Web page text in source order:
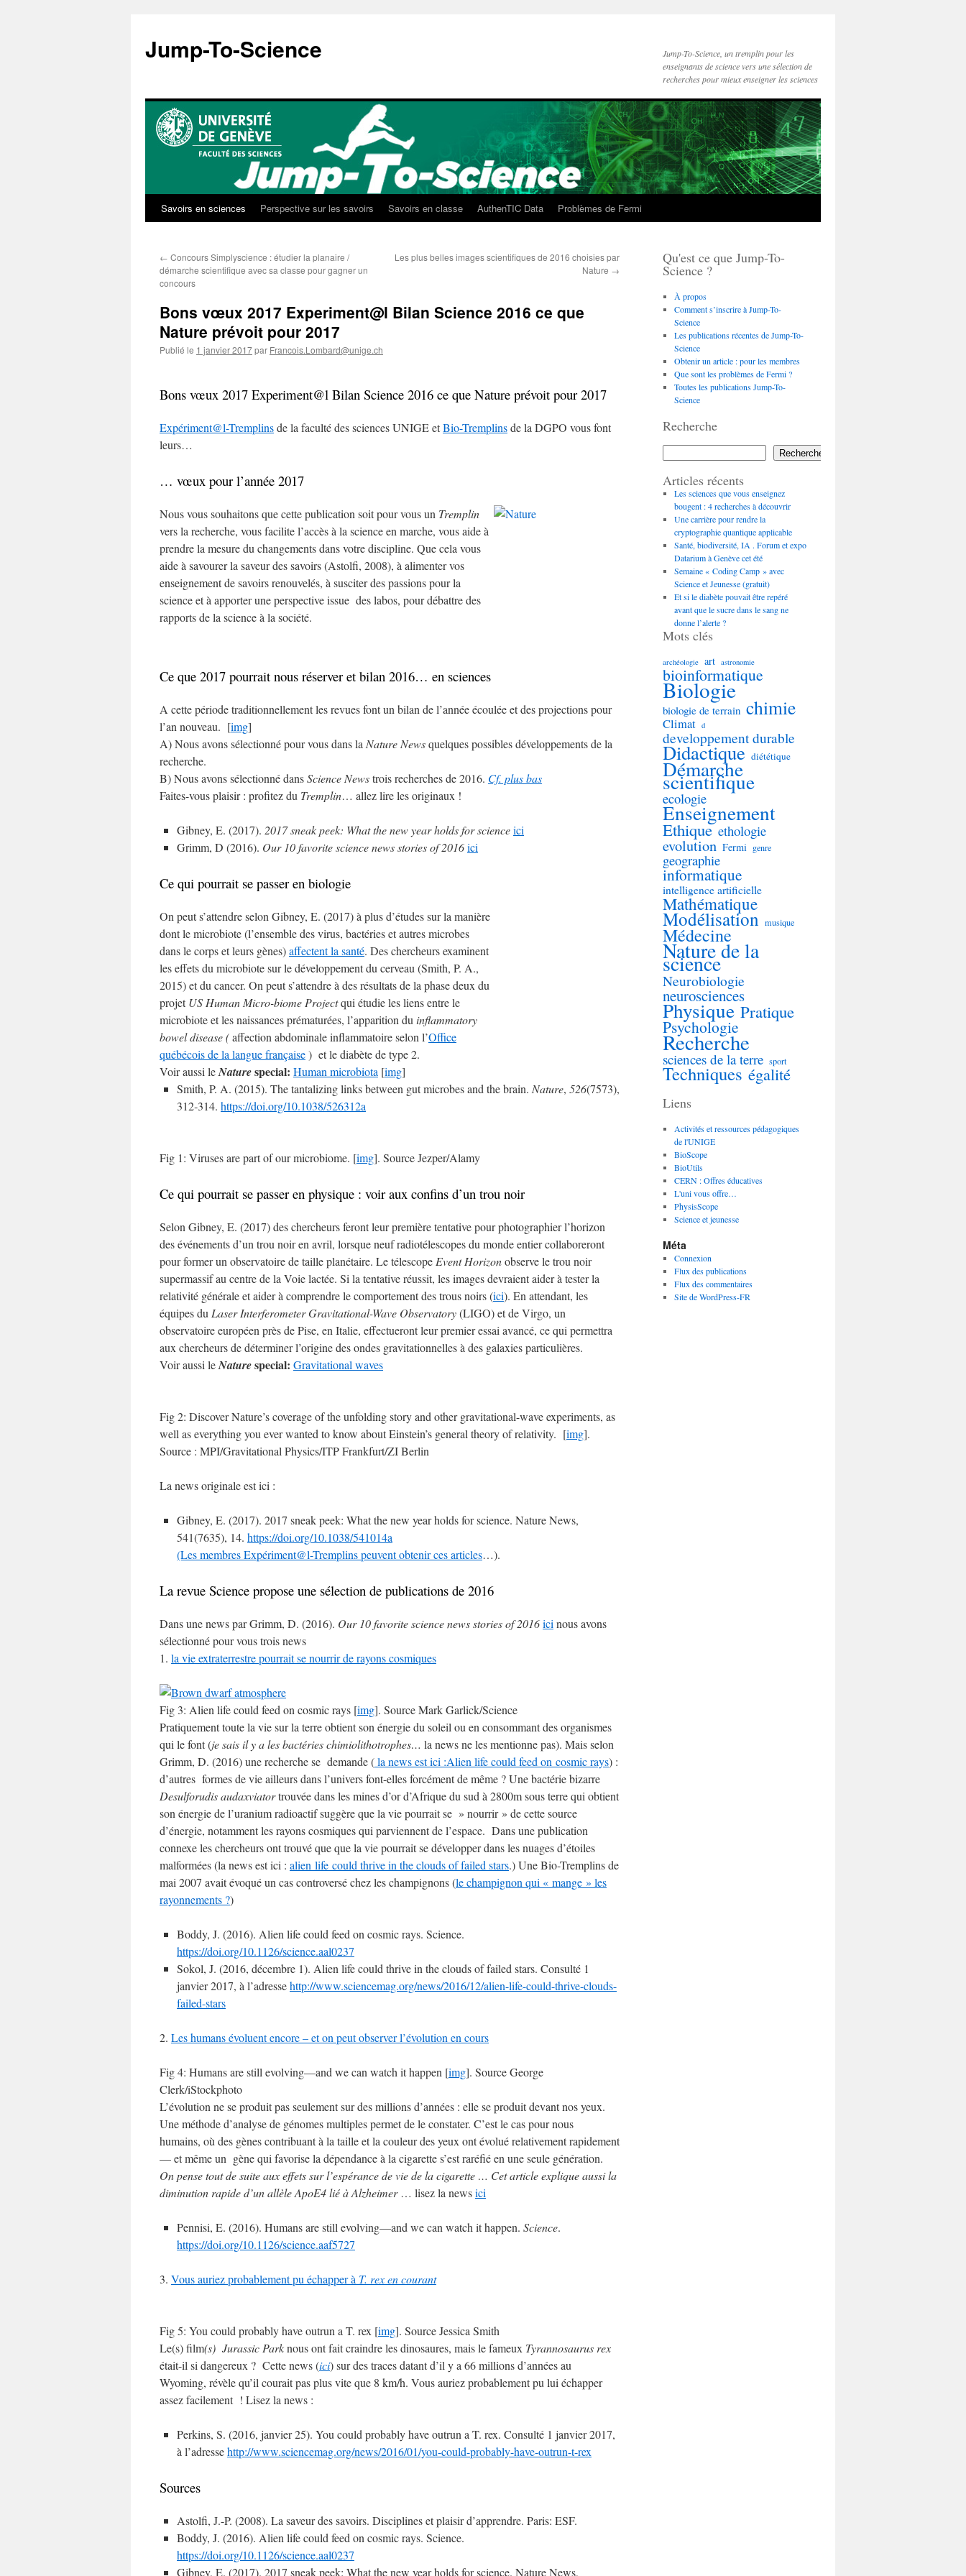
contenu
Jump-To-Science
Jump-To-Science, un tremplin pour les
enseignants de science vers une sélection de
recherches pour mieux enseigner les sciences
Savoirs en sciences Perspective sur les savoirs Savoirs en classe AuthenTIC Data Problèmes de Fermi
← Concours Simplyscience : étudier la planaire /
démarche scientifique avec sa classe pour gagner un
concours
Les plus belles images scientifiques de 2016 choisies par
Nature →
Bons vœux 2017 Experiment@l Bilan Science 2016 ce que
Nature prévoit pour 2017
Publié le 1 janvier 2017par Francois.Lombard@unige.ch
Bons vœux 2017 Experiment@l Bilan Science 2016 ce que Nature prévoit pour 2017
Expériment@l-Tremplinsde la faculté des sciences UNIGE etBio-Tremplinsde la DGPO vous font
leurs…
… vœux pour l’année 2017
Nous vous souhaitons que cette publication soit pour vous un Tremplin
vers la recherche, vous facilite l’accès à la science en marche, vous aide à
prendre la mesure du changements dans votre discipline. Que cela vous
aide à savourer la saveur des savoirs (Astolfi, 2008), à alimenter vos
enseignement de savoirs renouvelés, à susciter des passions pour la
science et à apporter une perspective issue des labos, pour débattre des
rapports de la science à la société.
Ce que 2017 pourrait nous réserver et bilan 2016… en sciences
A cette période traditionnellement les revues font un bilan de l’année écoulée et des projections pour
l’an nouveau. [img]
A) Nous avons sélectionné pour vous dans la Nature Newsquelques possibles développements de la
recherche.
B) Nous avons sélectionné dansScience Newstrois recherches de 2016. Cf. plus bas
Faites-vous plaisir : profitez du Tremplin… allez lire les originaux !
Gibney, E. (2017). 2017 sneak peek: What the new year holds for scienceici
Grimm, D (2016). Our 10 favorite science news stories of 2016ici
Ce qui pourrait se passer en biologie
On peut s’attendre selon Gibney, E. (2017) à plus d’études sur la manière
dont le microbiote (l’ensemble des virus, bactéries et autres microbes
dans le corps et leurs gènes)affectent la santé. Des chercheurs examinent
les effets du microbiote sur le développement du cerveau (Smith, P. A.,
2015) et du cancer. On peut s’attendre à des résultats de la phase deux du
projetUS Human Micro-biome Projectqui étudie les liens entre le
microbiote et les naissances prématurées, l’apparition du inflammatory
bowel disease (affection abdominale inflammatoire selon l’Office
québécois de la langue française) et le diabète de type 2.
Voir aussi leNaturespecial: Human microbiota [img]
Smith, P. A. (2015). The tantalizing links between gut microbes and the brain. Nature, 526(7573),
312‑314. https://doi.org/10.1038/526312a
Fig 1: Viruses are part of our microbiome. [img]. Source Jezper/Alamy
Ce qui pourrait se passer en physique : voir aux confins d’un trou noir
Selon Gibney, E. (2017) des chercheurs feront leur première tentative pour photographier l’horizon
des événements d’un trou noir en avril, lorsque neuf radiotélescopes du monde entier collaboreront
pour former un observatoire de taille planétaire. Le télescope Event Horizonobserve le trou noir
supermassif au centre de la Voie lactée. Si la tentative réussit, les images devraient aider à tester la
relativité générale et aider à comprendre le comportement des trous noirs (ici). En attendant, les
équipes du Laser Interferometer Gravitational-Wave Observatory(LIGO) et de Virgo, un
observatoire européen près de Pise, en Italie, effectueront leur premier essai avancé, ce qui permettra
aux chercheurs de déterminer l’origine des ondes gravitationnelles à des galaxies particulières.
Voir aussi leNaturespecial: Gravitational waves
Fig 2: Discover Nature’s coverage of the unfolding story and other gravitational-wave experiments, as
well as everything you ever wanted to know about Einstein’s general theory of relativity. [img].
Source : MPI/Gravitational Physics/ITP Frankfurt/ZI Berlin
La news originale est ici :
Gibney, E. (2017). 2017 sneak peek: What the new year holds for science. Nature News,
541(7635), 14. https://doi.org/10.1038/541014a
(Les membresExpériment@l-Tremplins peuvent obtenir ces articles…).
La revue Science propose une sélection de publications de 2016
Dans une news par Grimm, D. (2016). Our 10 favorite science news stories of 2016ici nous avons
sélectionné pour vous trois news
1. la vie extraterrestre pourrait se nourrir de rayons cosmiques
Fig 3: Alien life could feed on cosmic rays [img]. Source Mark Garlick/Science
Pratiquement toute la vie sur la terre obtient son énergie du soleil ou en consommant des organismes
qui le font (je sais il y a les bactéries chimiolithotrophes… la news ne les mentionne pas). Mais selon
Grimm, D. (2016) une recherche se demande (la news est ici :Alien life could feed on cosmic rays) :
d’autres formes de vie ailleurs dans l’univers font-elles forcément de même ? Une bactérie bizarre
Desulforudis audaxviatortrouvée dans les mines d’or d’Afrique du sud à 2800m sous terre qui obtient
son énergie de l’uranium radioactif suggère que la vie pourrait se » nourrir » de cette source
d’énergie, notamment les rayons cosmiques qui parviennent de l’espace. Dans une publication
connexe les chercheurs ont trouvé que que la vie pourrait se développer dans les nuages d’étoiles
malformées (la news est ici : alien life could thrive in the clouds of failed stars.) Une Bio-Tremplins de
mai 2007 avait évoqué un cas controversé chez les champignons (le champignon qui « mange » les
rayonnements ?)
Boddy, J. (2016). Alien life could feed on cosmic rays. Science.
https://doi.org/10.1126/science.aal0237
Sokol, J. (2016, décembre 1). Alien life could thrive in the clouds of failed stars. Consulté 1
janvier 2017, à l’adressehttp://www.sciencemag.org/news/2016/12/alien-life-could-thrive-clouds-
failed-stars
2. Les humans évoluent encore – et on peut observer l’évolution en cours
Fig 4: Humans are still evolving—and we can watch it happen [img]. Source George
Clerk/iStockphoto
L’évolution ne se produit pas seulement sur des millions d’années : elle se produit devant nos yeux.
Une méthode d’analyse de génomes multiples permet de le constater. C’est le cas pour nous
humains, où des gènes contribuant à la taille et la couleur des yeux ont évolué relativement rapidement
— et même un gène qui favorise la dépendance à la cigarette s’est raréfié en une seule génération.
Onpense tout de suite aux effets sur l’espérance de vie de la cigarette … Cet article explique aussi la
diminution rapide d’un allèleApoE4 lié à Alzheimer … lisez la newsici
Pennisi, E. (2016). Humans are still evolving—and we can watch it happen. Science.
https://doi.org/10.1126/science.aaf5727
3. Vous auriez probablement pu échapper à T. rex en courant
Fig 5: You could probably have outrun a T. rex [img]. Source Jessica Smith
Le(s) film(s) Jurassic Parknous ont fait craindre les dinosaures, mais le fameux Tyrannosaurus rex
était-il si dangereux ? Cette news (ici) sur des traces datant d’il y a 66 millions d’années au
Wyoming, révèle qu’il courait pas plus vite que 8 km/h. Vous auriez probablement pu lui échapper
assez facilement ! Lisez la news :
Perkins, S. (2016, janvier 25). You could probably have outrun a T. rex. Consulté 1 janvier 2017,
à l’adressehttp://www.sciencemag.org/news/2016/01/you-could-probably-have-outrun-t-rex
Sources
Astolfi, J.-P. (2008). La saveur des savoirs. Disciplines et plaisir d’apprendre. Paris: ESF.
Boddy, J. (2016). Alien life could feed on cosmic rays. Science.
https://doi.org/10.1126/science.aal0237
Gibney, E. (2017). 2017 sneak peek: What the new year holds for science. Nature News,
Qu'est ce que Jump-To-
Science ?
À propos
Comment s’inscrire à Jump-To-
Science
Les publications récentes de Jump-To-
Science
Obtenir un article : pour les membres
Que sont les problèmes de Fermi ?
Toutes les publications Jump-To-
Science
Recherche
Rechercher
Articles récents
Les sciences que vous enseignez
bougent : 4 recherches à découvrir
Une carrière pour rendre la
cryptographie quantique applicable
Santé, biodiversité, IA . Forum et expo
Datarium à Genève cet été
Semaine « Coding Camp » avec
Science et Jeunesse (gratuit)
Et si le diabète pouvait être repéré
avant que le sucre dans le sang ne
donne l’alerte ?
Mots clés
archéologie art astronomie
bioinformatique
Biologie
biologie de terrain chimie
Climat d
developpement durable
Didactique diététique
Démarche
scientifique
ecologie
Enseignement
Ethique ethologie
evolution Fermi genre
geographie
informatique
intelligence artificielle
Mathématique
Modélisation musique
Médecine
Nature de la
science
Neurobiologie
neurosciences
Physique Pratique
Psychologie
Recherche
sciences de la terre sport
Techniques égalité
Liens
Activités et ressources pédagogiques
de l'UNIGE
BioScope
BioUtils
CERN : Offres éducatives
L'uni vous offre…
PhysisScope
Science et jeunesse
Méta
Connexion
Flux des publications
Flux des commentaires
Site de WordPress-FR